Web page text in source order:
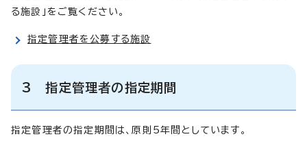
る施設」をご覧ください。
指定管理者を公募する施設
3 指定管理者の指定期間
指定管理者の指定期間は、原則5年間としています。